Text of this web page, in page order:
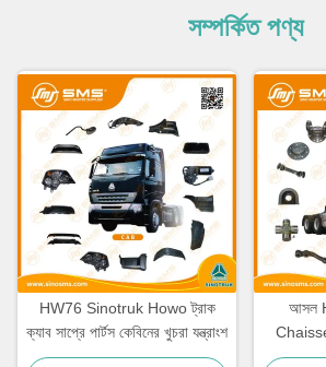
সম্পর্কিত পণ্য
HW76 Sinotruk Howo ট্রাক
ক্যাব সাপ্রে পার্টস কেবিনের খুচরা যন্ত্রাংশ
আসল
Chaisse